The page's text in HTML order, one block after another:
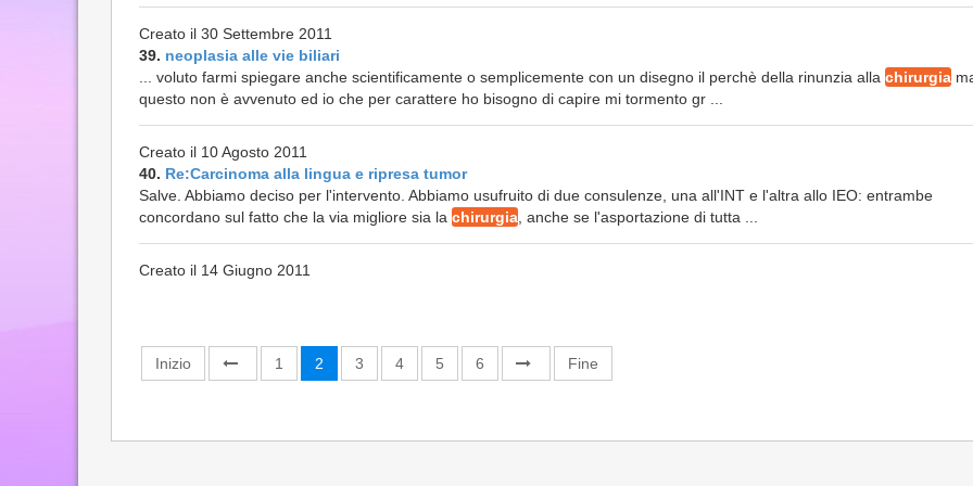
Creato il 30 Settembre 2011
39. neoplasia alle vie biliari
... voluto farmi spiegare anche scientificamente o semplicemente con un disegno il perchè della rinunzia alla chirurgia
questo non è avvenuto ed io che per carattere ho bisogno di capire mi tormento gr ...
Creato il 10 Agosto 2011
40. Re:Carcinoma alla lingua e ripresa tumor
Salve. Abbiamo deciso per l'intervento. Abbiamo usufruito di due consulenze, una all'INT e l'altra allo IEO: entrambe
concordano sul fatto che la via migliore sia la chirurgia , anche se l'asportazione di tutta ...
Creato il 14 Giugno 2011
Inizio 1 2 3 4 5 6 Fine